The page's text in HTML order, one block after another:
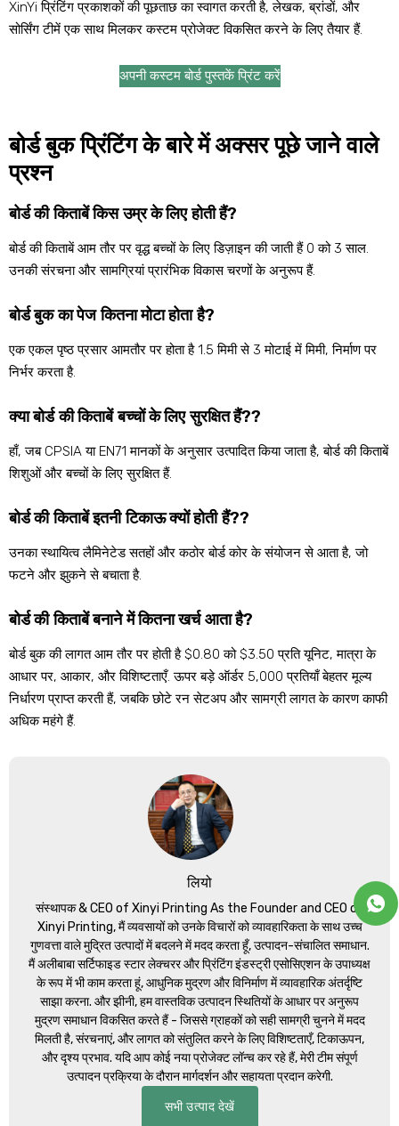
XinYi प्रिंटिंग प्रकाशकों की पूछताछ का स्वागत करती है, लेखक, ब्रांडों, और
सोर्सिंग टीमें एक साथ मिलकर कस्टम प्रोजेक्ट विकसित करने के लिए तैयार हैं.
अपनी कस्टम बोर्ड पुस्तकें प्रिंट करें
बोर्ड बुक प्रिंटिंग के बारे में अक्सर पूछे जाने वाले
प्रश्न
बोर्ड की किताबें किस उम्र के लिए होती हैं?
बोर्ड की किताबें आम तौर पर वृद्ध बच्चों के लिए डिज़ाइन की जाती हैं 0 को 3 साल.
उनकी संरचना और सामग्रियां प्रारंभिक विकास चरणों के अनुरूप हैं.
बोर्ड बुक का पेज कितना मोटा होता है?
एक एकल पृष्ठ प्रसार आमतौर पर होता है 1.5 मिमी से 3 मोटाई में मिमी, निर्माण पर
निर्भर करता है.
क्या बोर्ड की किताबें बच्चों के लिए सुरक्षित हैं??
हाँ, जब CPSIA या EN71 मानकों के अनुसार उत्पादित किया जाता है, बोर्ड की किताबें
शिशुओं और बच्चों के लिए सुरक्षित हैं.
बोर्ड की किताबें इतनी टिकाऊ क्यों होती हैं??
उनका स्थायित्व लैमिनेटेड सतहों और कठोर बोर्ड कोर के संयोजन से आता है, जो
फटने और झुकने से बचाता है.
बोर्ड की किताबें बनाने में कितना खर्च आता है?
बोर्ड बुक की लागत आम तौर पर होती है $0.80 को $3.50 प्रति यूनिट, मात्रा के
आधार पर, आकार, और विशिष्टताएँ. ऊपर बड़े ऑर्डर 5,000 प्रतियाँ बेहतर मूल्य
निर्धारण प्राप्त करती हैं, जबकि छोटे रन सेटअप और सामग्री लागत के कारण काफी
अधिक महंगे हैं.
लियो
संस्थापक &CEO of Xinyi Printing As the Founder and CEO of
Xinyi Printing, मैं व्यवसायों को उनके विचारों को व्यावहारिकता के साथ उच्च
गुणवत्ता वाले मुद्रित उत्पादों में बदलने में मदद करता हूँ, उत्पादन-संचालित समाधान.
मैं अलीबाबा सर्टिफाइड स्टार लेक्चरर और प्रिंटिंग इंडस्ट्री एसोसिएशन के उपाध्यक्ष
के रूप में भी काम करता हूं, आधुनिक मुद्रण और विनिर्माण में व्यावहारिक अंतर्दृष्टि
साझा करना. और झीनी, हम वास्तविक उत्पादन स्थितियों के आधार पर अनुरूप
मुद्रण समाधान विकसित करते हैं - जिससे ग्राहकों को सही सामग्री चुनने में मदद
मिलती है, संरचनाएं, और लागत को संतुलित करने के लिए विशिष्टताएँ, टिकाऊपन,
और दृश्य प्रभाव. यदि आप कोई नया प्रोजेक्ट लॉन्च कर रहे हैं, मेरी टीम संपूर्ण
उत्पादन प्रक्रिया के दौरान मार्गदर्शन और सहायता प्रदान करेगी.
सभी उत्पाद देखें